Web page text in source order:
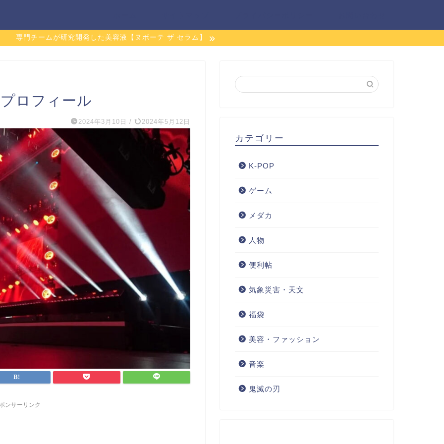
専門チームが研究開発した美容液【ヌボーテ ザ セラム】
ロフィール
2024年3月10日 / 2024年5月12日
ンサーリンク
カテゴリー
K-POP
ゲーム
メダカ
人物
便利帖
気象災害・天文
福袋
美容・ファッション
音楽
鬼滅の刃